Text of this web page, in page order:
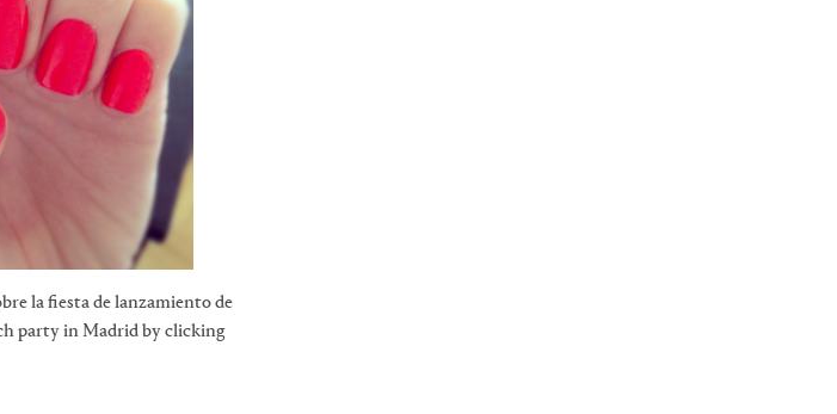
la fiesta de lanzamiento de
party in Madrid by clicking